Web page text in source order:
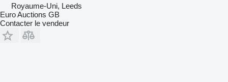
Royaume-Uni, Leeds
Euro Auctions GB
Contacter le vendeur